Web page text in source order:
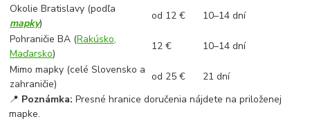
Okolie Bratislavy (podľa
mapky)
od 12 €
10–14 dní
Pohraničie BA (Rakúsko,
Maďarsko)
12 €
10–14 dní
Mimo mapky (celé Slovensko a
zahraničie)
od 25 €
21 dní
📍 Poznámka: Presné hranice doručenia nájdete na priloženej
mapke.